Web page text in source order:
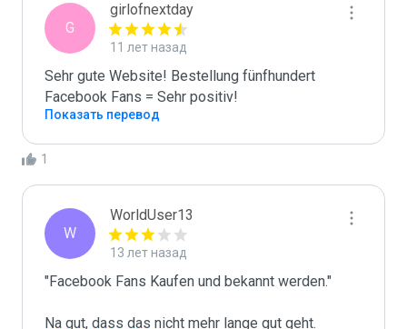
G
girlofnextday
11 лет назад
Sehr gute Website! Bestellung fünfhundert
Facebook Fans = Sehr positiv!
Показать перевод
1
W
WorldUser13
13 лет назад
"Facebook Fans Kaufen und bekannt werden."
Na gut, dass das nicht mehr lange gut geht.